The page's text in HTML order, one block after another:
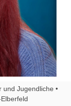
und Jugendliche •